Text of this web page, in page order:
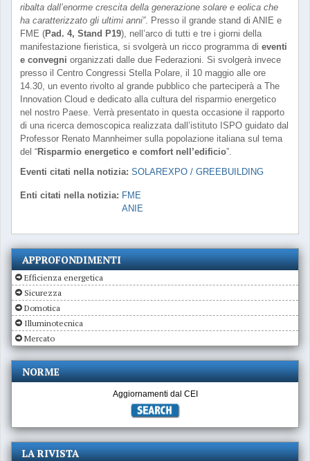
ribalta dall’enorme crescita della generazione solare e eolica che
ha caratterizzato gli ultimi anni”. Presso il grande stand di ANIE e
FME (Pad. 4, Stand P19), nell’arco di tutti e tre i giorni della
manifestazione fieristica, si svolgerà un ricco programma di eventi
e convegni organizzati dalle due Federazioni. Si svolgerà invece
presso il Centro Congressi Stella Polare, il 10 maggio alle ore
14.30, un evento rivolto al grande pubblico che parteciperà a The
Innovation Cloud e dedicato alla cultura del risparmio energetico
nel nostro Paese. Verrà presentato in questa occasione il rapporto
di una ricerca demoscopica realizzata dall’istituto ISPO guidato dal
Professor Renato Mannheimer sulla popolazione italiana sul tema
del “Risparmio energetico e comfort nell’edificio”.
Eventi citati nella notizia: SOLAREXPO / GREEBUILDING
Enti citati nella notizia: FME
ANIE
APPROFONDIMENTI
Efficienza energetica
Sicurezza
Domotica
Illuminotecnica
Mercato
NORME
Aggiornamenti dal CEI
LA RIVISTA